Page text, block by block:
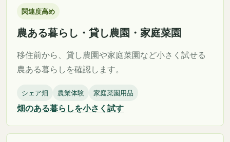
関連度高め
農ある暮らし・貸し農園・家庭菜園
移住前から、貸し農園や家庭菜園など小さく試せる
農ある暮らしを確認します。
シェア畑 農業体験 家庭菜園用品
畑のある暮らしを小さく試す